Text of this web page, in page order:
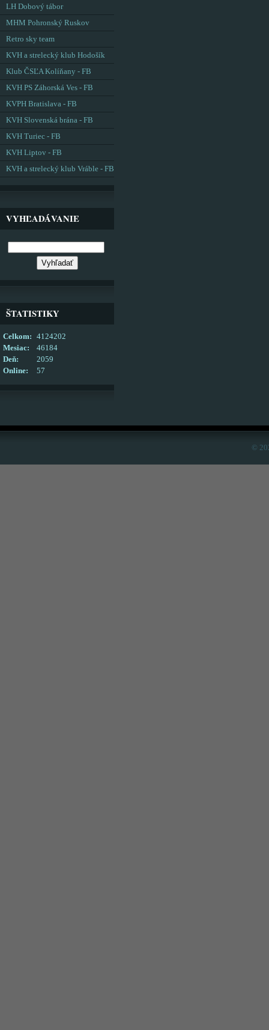
LH Dobový tábor
MHM Pohronský Ruskov
Retro sky team
KVH a strelecký klub Hodošík
Klub ČSĽA Kolíňany - FB
KVH PS Záhorská Ves - FB
KVPH Bratislava - FB
KVH Slovenská brána - FB
KVH Turiec - FB
KVH Liptov - FB
KVH a strelecký klub Vráble - FB
VYHĽADÁVANIE
ŠTATISTIKY
Online: 57
Celkom:
4124202
Mesiac:
46184
Deň:
2059
©